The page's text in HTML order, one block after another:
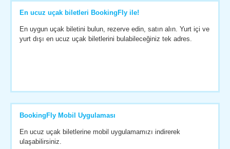
En ucuz uçak biletleri BookingFly ile!
En uygun uçak biletini bulun, rezerve edin, satın alın. Yurt içi ve
yurt dışı en ucuz uçak biletlerini bulabileceğiniz tek adres.
BookingFly Mobil Uygulaması
En ucuz uçak biletlerine mobil uygulamamızı indirerek
ulaşabilirsiniz.